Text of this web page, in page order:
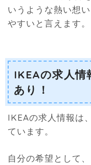
いうような熱い想
やすいと言えます。
IKEAの求人
あり！
IKEAの求人情報は
ています。
自分の希望として、